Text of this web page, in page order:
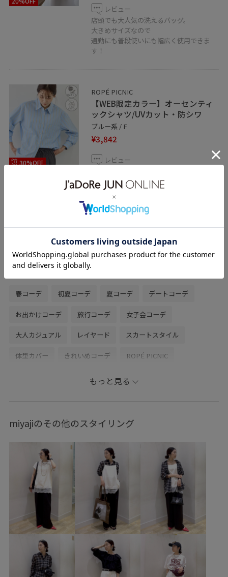
レビュー
店頭でも大人気の洗えるバッグ。
大きめサイズなので
通勤にも普段使いにも幅広く使用できま
す！
30%OFF
ROPÉ PICNIC
【WEB限定カラー】オーセンティ
ックシャツ/UVカット・防シワ
ブルー系 / F
¥3,842
レビュー
シワになりにくいのが嬉しいポイント。
リアルバイして何度もお洗濯していますが
ノンアイロンで綺麗な状態で着れます！
ストライプの配色が春らしくアクセントに
すめです。
関連タグ
春コーデ 初夏コーデ 夏コーデ デートコーデ
お出かけコーデ 旅行コーデ 女子会コーデ
大人カジュアル レイヤード スカートスタイル
体型カバー きれいめコーデ ROPÉ PICNIC
ノーマル
GDC55150 GDH16040
26SSRPgoods 26SSRPお仕事ブラウス 26SSRPボトム
26SSお仕事おすすめ blouse_pickup RP26SS
RP26SS_goods RP26SS着映えトップス RP体型カバー
UVカット きちんと感 きれいめ
きれいめカジュアル ゆったり
オフィスカジュアル カジュアル キャミソール
もっと見る
miyajiのその他のスタイリング